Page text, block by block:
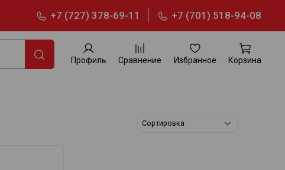
+7 (727) 378-69-11 +7 (701) 518-94-08
Профиль Сравнение Избранное Корзина